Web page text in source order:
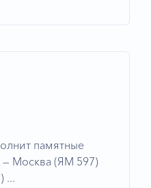
памятные
Москва (ЯМ 597)
...